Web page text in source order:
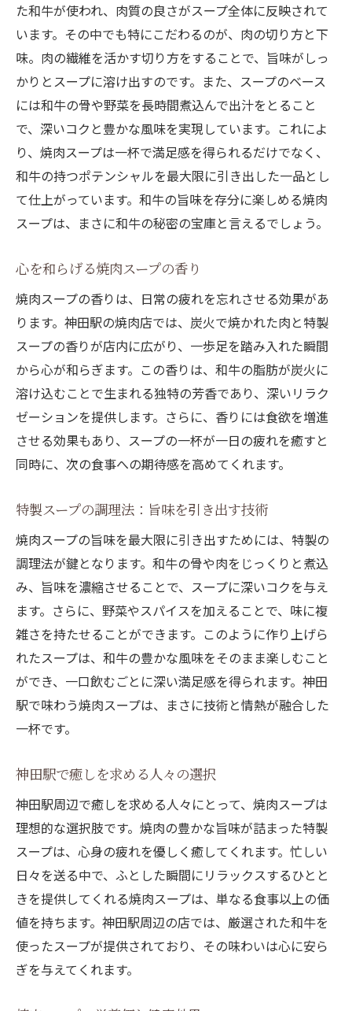
神田駅でしか味わえない特別なスープ
神田駅で見つける焼肉スープの新たな魅力
新しい味を追求するスープの進化
地元で愛される焼肉スープの秘密
神田駅で体験できるバラエティ豊かなスー
プ
焼肉スープを取り巻くカルチャーの広がり
新たなアイディアが生むスープの可能性
焼肉スープで感じる季節ごとの楽しみ
スープがもたらす心の安らぎ
特別な時間を演出する焼肉スープの魅力
神田駅での焼肉スープ体験が記憶に残る理
由
心も体も温まる焼肉スープの美味しさ
焼肉スープで迎える一日の締めくくり
再訪を誘う焼肉スープの奥深さ
神田駅周辺の焼肉スープが持つ癒しの力
ン
焼肉スープでストレスを解消する方法
日々の喧騒を忘れさせるスープの効果
心を癒す味と香りの調和
焼肉スープがもたらす安らぎの時間
神田駅で求める焼肉スープの癒しパワー
焼肉スープで心も体も満たす神田駅の旅
心身共に満たされる焼肉スープの魅力
神田駅で味わう焼肉スープの特別な体験
旅の締めくくりにふさわしい焼肉スープ
焼肉スープがもたらす心の充実感
和牛の香り豊かな焼肉スープで贅沢な時間を神
田駅で
贅沢な一杯に込められた和牛の香り
焼肉スープで過ごす至福のひととき
神田駅で体験する贅沢なスープの世界
た和牛が使われ、肉質の良さがスープ全体に反映されて
います。その中でも特にこだわるのが、肉の切り方と下
味。肉の繊維を活かす切り方をすることで、旨味がしっ
かりとスープに溶け出すのです。また、スープのベース
には和牛の骨や野菜を長時間煮込んで出汁をとること
で、深いコクと豊かな風味を実現しています。これによ
り、焼肉スープは一杯で満足感を得られるだけでなく、
和牛の持つポテンシャルを最大限に引き出した一品とし
て仕上がっています。和牛の旨味を存分に楽しめる焼肉
スープは、まさに和牛の秘密の宝庫と言えるでしょう。
心を和らげる焼肉スープの香り
焼肉スープの香りは、日常の疲れを忘れさせる効果があ
ります。神田駅の焼肉店では、炭火で焼かれた肉と特製
スープの香りが店内に広がり、一歩足を踏み入れた瞬間
から心が和らぎます。この香りは、和牛の脂肪が炭火に
溶け込むことで生まれる独特の芳香であり、深いリラク
ゼーションを提供します。さらに、香りには食欲を増進
させる効果もあり、スープの一杯が一日の疲れを癒すと
同時に、次の食事への期待感を高めてくれます。
特製スープの調理法：旨味を引き出す技術
焼肉スープの旨味を最大限に引き出すためには、特製の
調理法が鍵となります。和牛の骨や肉をじっくりと煮込
み、旨味を濃縮させることで、スープに深いコクを与え
ます。さらに、野菜やスパイスを加えることで、味に複
雑さを持たせることができます。このように作り上げら
れたスープは、和牛の豊かな風味をそのまま楽しむこと
ができ、一口飲むごとに深い満足感を得られます。神田
駅で味わう焼肉スープは、まさに技術と情熱が融合した
一杯です。
神田駅で癒しを求める人々の選択
神田駅周辺で癒しを求める人々にとって、焼肉スープは
理想的な選択肢です。焼肉の豊かな旨味が詰まった特製
スープは、心身の疲れを優しく癒してくれます。忙しい
日々を送る中で、ふとした瞬間にリラックスするひとと
きを提供してくれる焼肉スープは、単なる食事以上の価
値を持ちます。神田駅周辺の店では、厳選された和牛を
使ったスープが提供されており、その味わいは心に安ら
ぎを与えてくれます。